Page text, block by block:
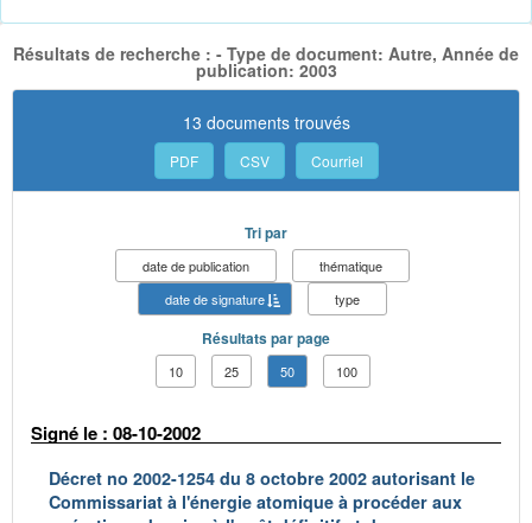
Résultats de recherche : - Type de document: Autre, Année de
publication: 2003
13 documents trouvés
PDF CSV Courriel
Tri par
date de publication
thématique
date de signature
type
Résultats par page
10 25 50 100
Signé le : 08-10-2002
Décret no 2002-1254 du 8 octobre 2002 autorisant le
Commissariat à l'énergie atomique à procéder aux